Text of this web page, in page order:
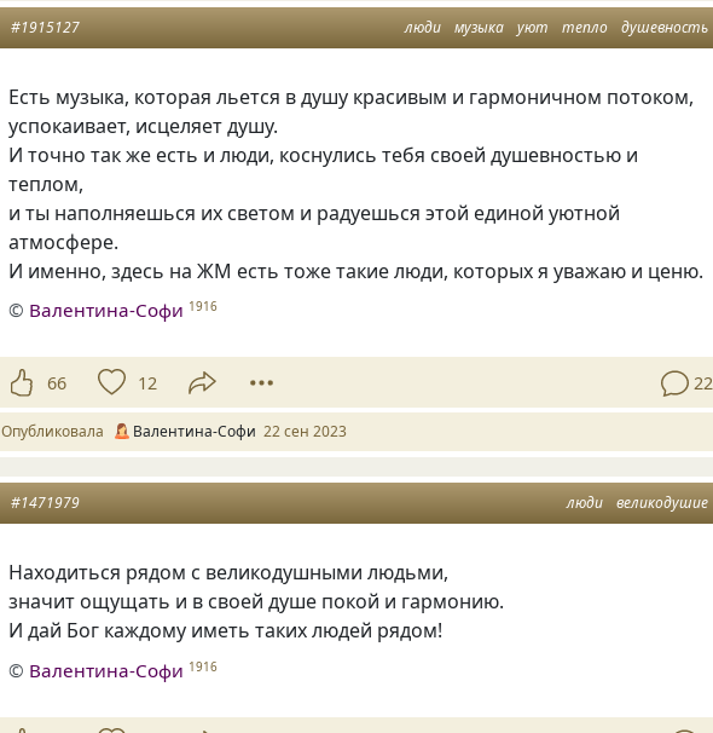
люди музыка уют тепло душевность
#1915127
Есть музыка, которая льется в душу красивым и гармоничном потоком,
успокаивает, исцеляет душу.
И точно так же есть и люди, коснулись тебя своей душевностью и
теплом,
и ты наполняешься их светом и радуешься этой единой уютной
атмосфере.
И именно, здесь на ЖМ есть тоже такие люди, которых я уважаю и ценю.
© Валентина-Софи 1916
66 12 22
Опубликовала Валентина-Софи 22 сен 2023
люди великодушие
#1471979
Находиться рядом с великодушными людьми,
значит ощущать и в своей душе покой и гармонию.
И дай Бог каждому иметь таких людей рядом!
© Валентина-Софи 1916